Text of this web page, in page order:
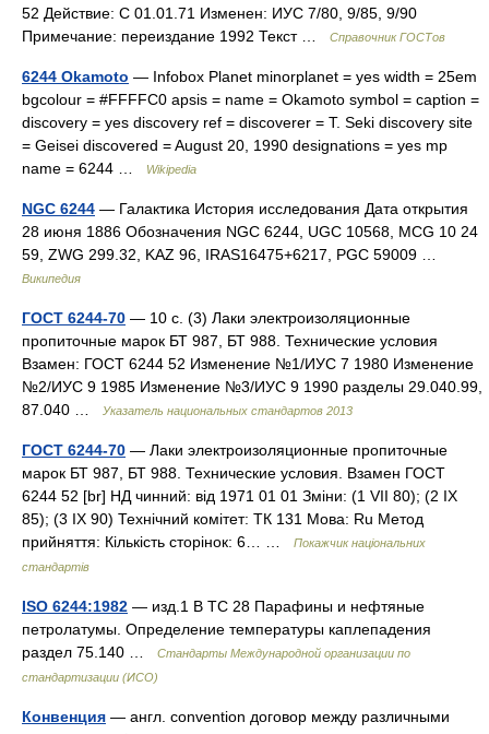
52 Действие: С 01.01.71 Изменен: ИУС 7/80, 9/85, 9/90
Примечание: переиздание 1992 Текст …
Справочник ГОСТов
6244 Okamoto — Infobox Planet minorplanet = yes width = 25em
bgcolour = #FFFFC0 apsis = name = Okamoto symbol = caption =
discovery = yes discovery ref = discoverer = T. Seki discovery site
= Geisei discovered = August 20, 1990 designations = yes mp
name = 6244 …
Wikipedia
NGC 6244 — Галактика История исследования Дата открытия
28 июня 1886 Обозначения NGC 6244, UGC 10568, MCG 10 24
59, ZWG 299.32, KAZ 96, IRAS16475+6217, PGC 59009 …
Википедия
ГОСТ 6244-70 — 10 с. (3) Лаки электроизоляционные
пропиточные марок БТ 987, БТ 988. Технические условия
Взамен: ГОСТ 6244 52 Изменение №1/ИУС 7 1980 Изменение
№2/ИУС 9 1985 Изменение №3/ИУС 9 1990 разделы 29.040.99,
87.040 …
Указатель национальных стандартов 2013
ГОСТ 6244-70 — Лаки электроизоляционные пропиточные
марок БТ 987, БТ 988. Технические условия. Взамен ГОСТ
6244 52 [br] НД чинний: від 1971 01 01 Зміни: (1 VII 80); (2 IX
85); (3 IX 90) Технічний комітет: ТК 131 Мова: Ru Метод
прийняття: Кількість сторінок: 6… …
Покажчик національних
стандартів
ISO 6244:1982 — изд.1 B TC 28 Парафины и нефтяные
петролатумы. Определение температуры каплепадения
раздел 75.140 …
Стандарты Международной организации по
стандартизации (ИСО)
Конвенция — англ. convention договор между различными